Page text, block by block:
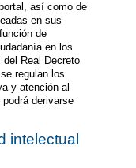
así como de
en sus
de
en los
Real Decreto
regulan los
y atención al
derivarse
intelectual